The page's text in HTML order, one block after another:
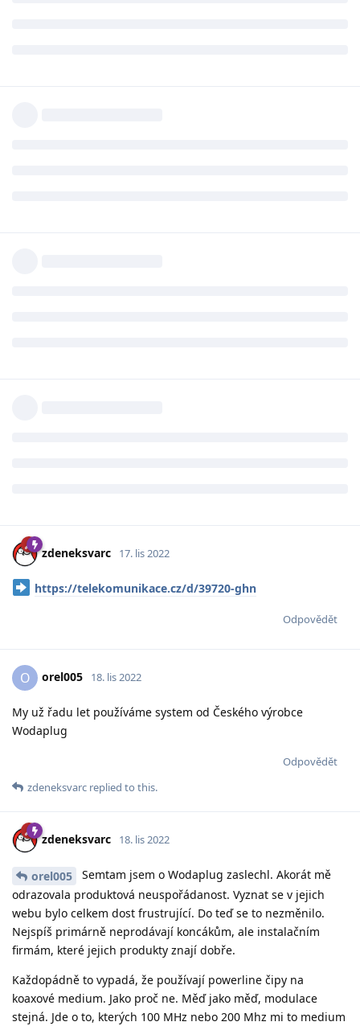
zdeneksvarc 17. lis 2022
https://telekomunikace.cz/d/39720-ghn
Odpovědět
O orel005 18. lis 2022
My už řadu let používáme system od Českého výrobce
Wodaplug
Odpovědět
zdeneksvarc replied to this.
zdeneksvarc 18. lis 2022
orel005
Semtam jsem o Wodaplug zaslechl. Akorát mě
odrazovala produktová neuspořádanost. Vyznat se v jejich
webu bylo celkem dost frustrující. Do teď se to nezměnilo.
Nejspíš primárně neprodávají koncákům, ale instalačním
firmám, které jejich produkty znají dobře.
Každopádně to vypadá, že používají powerline čipy na
koaxové medium. Jako proč ne. Měď jako měď, modulace
stejná. Jde o to, kterých 100 MHz nebo 200 Mhz mi to medium